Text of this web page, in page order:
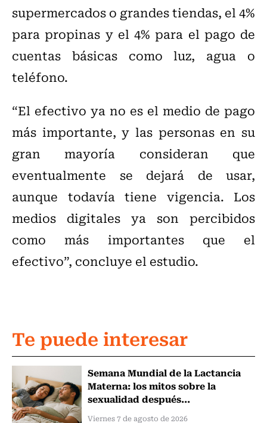
supermercados o grandes tiendas, el 4%
para propinas y el 4% para el pago de
cuentas básicas como luz, agua o
teléfono.
“El efectivo ya no es el medio de pago
más importante, y las personas en su
gran mayoría consideran que
eventualmente se dejará de usar,
aunque todavía tiene vigencia. Los
medios digitales ya son percibidos
como más importantes que el
efectivo”, concluye el estudio.
Te puede interesar
Semana Mundial de la Lactancia
Materna: los mitos sobre la
sexualidad después...
Viernes 7 de agosto de 2026